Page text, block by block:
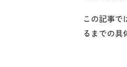
この記事
るまでの具